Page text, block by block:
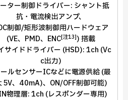
ター制御ドライバー: シャント抵
抗・電流検出アンプ、
制御/矩形波制御用ハードウェア
(VE、PMD、ENC[注13]) 搭載
サイドドライバー (HSD): 1ch (Vc
c出力)
ルセンサーICなどに電源供給 (最
5V、40mA)、ON/OFF制御可能)
物理層: 1ch (レスポンダー専用)